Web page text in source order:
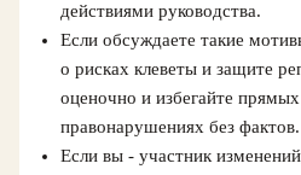
действиями руководства.
Если обсуждаете такие
о рисках клеветы и защите
оценочно и избегайте
правонарушениях без фактов.
Если вы - участник